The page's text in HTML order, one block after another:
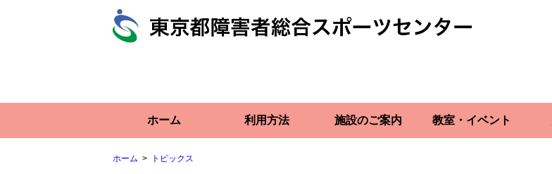
ホーム 利用方法 施設のご案内 教室・イベント
ホーム トピックス